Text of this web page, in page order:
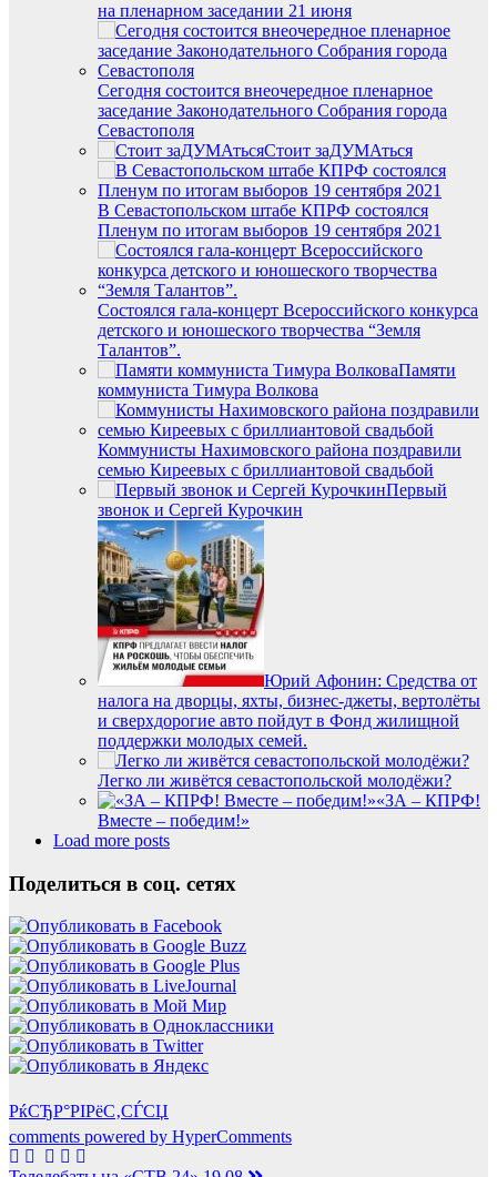
на пленарном заседании 21 июня
Сегодня состоится внеочередное пленарное
заседание Законодательного Собрания города
Севастополя
Стоит заДУМАться
В Севастопольском штабе КПРФ состоялся
Пленум по итогам выборов 19 сентября 2021
Состоялся гала-концерт Всероссийского конкурса
детского и юношеского творчества “Земля
Талантов”.
Памяти
коммуниста Тимура Волкова
Коммунисты Нахимовского района поздравили
семью Киреевых с бриллиантовой свадьбой
Первый
звонок и Сергей Курочкин
Юрий Афонин: Средства от
налога на дворцы, яхты, бизнес-джеты, вертолёты
и сверхдорогие авто пойдут в Фонд жилищной
поддержки молодых семей.
Легко ли живётся севастопольской молодёжи?
«ЗА – КПРФ!
Вместе – победим!»
Load more posts
Поделиться в соц. сетях
РќСЂР°РІРёС‚СЃСЏ
comments powered by HyperComments